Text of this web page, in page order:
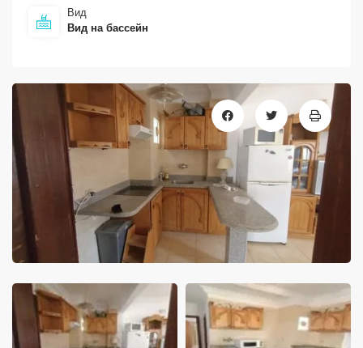
Вид
Вид на бассейн